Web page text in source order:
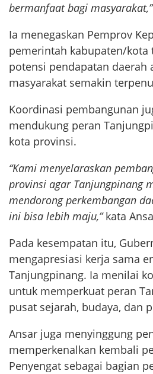
bermanfaat bagi masyarakat,”
Ia menegaskan Pemprov
pemerintah kabupaten/kota
potensi pendapatan daerah
masyarakat semakin
Koordinasi pembangunan
mendukung peran
kota provinsi.
“Kami menyelaraskan
provinsi agar Tanjungpinang
mendorong perkembangan
ini bisa lebih maju,”kata
Pada kesempatan itu,
mengapresiasi kerja sama
Tanjungpinang. Ia menilai
untuk memperkuat peran
pusat sejarah, budaya, dan
Ansar juga menyinggung
memperkenalkan kembali
Penyengat sebagai bagian